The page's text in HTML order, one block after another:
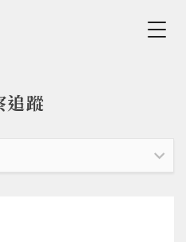
content
追蹤